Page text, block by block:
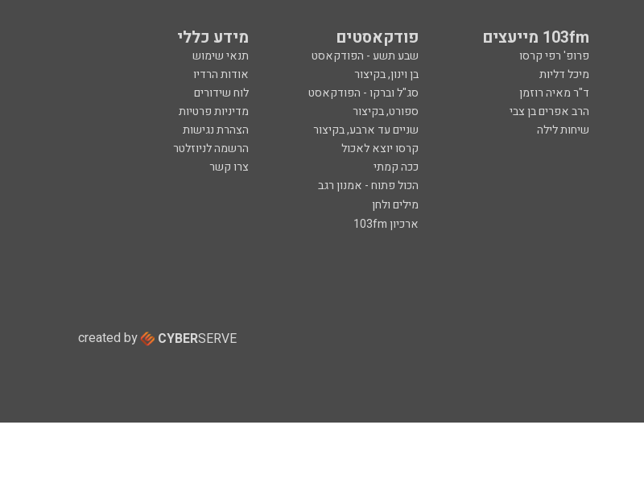
103fm מייעצים פודקאסטים מידע כללי
פרופ' רפי קרסו שבע תשע - הפודקאסט
תנאי שימוש
מיכל דליות בן וינון, בקיצור
אודות הרדיו
ד"ר מאיה רוזמן סג"ל וברקו - הפודקאסט
לוח שידורים
הרב אפרים בן צבי ספורט, בקיצור
מדיניות פרטיות
שיחות לילה שניים עד ארבע, בקיצור
הצהרת נגישות
קרסו יוצא לאכול
הרשמה לניוזלטר
ככה קמתי
צרו קשר
הכול פתוח - אמנון רגב
מילים ולחן
ארכיון 103fm
created by CYBERSERVE